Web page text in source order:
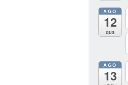
AGO
12
qua
AGO
13